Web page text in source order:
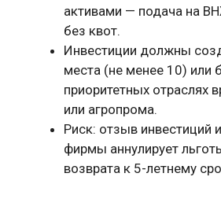
активами — подача на
без квот.
Инвестиции должны
места (не менее 10) или
приоритетных отраслях
или агропрома.
Риск: отзыв инвестиций
фирмы аннулирует
возврата к 5-летнему